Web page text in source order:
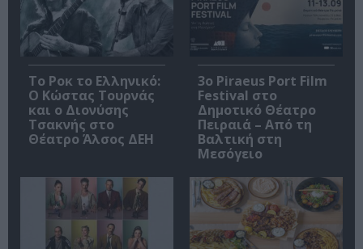
Το Ροκ το Ελληνικό:
Ο Κώστας Τουρνάς
και ο Διονύσης
Τσακνής στο
Θέατρο Άλσος ΔΕΗ
3o Piraeus Port Film
Festival στο
Δημοτικό Θέατρο
Πειραιά – Από τη
Βαλτική στη
Μεσόγειο